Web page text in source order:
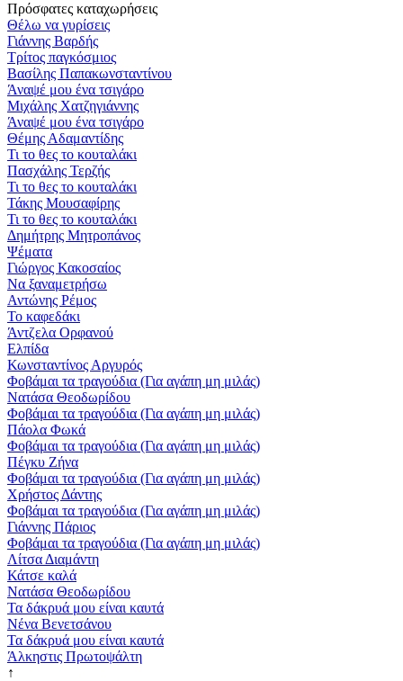
Πρόσφατες καταχωρήσεις
Θέλω να γυρίσεις
Γιάννης Βαρδής
Τρίτος παγκόσμιος
Βασίλης Παπακωνσταντίνου
Άναψέ μου ένα τσιγάρο
Μιχάλης Χατζηγιάννης
Άναψέ μου ένα τσιγάρο
Θέμης Αδαμαντίδης
Τι το θες το κουταλάκι
Πασχάλης Τερζής
Τι το θες το κουταλάκι
Τάκης Μουσαφίρης
Τι το θες το κουταλάκι
Δημήτρης Μητροπάνος
Ψέματα
Γιώργος Κακοσαίος
Να ξαναμετρήσω
Αντώνης Ρέμος
Το καφεδάκι
Άντζελα Ορφανού
Ελπίδα
Κωνσταντίνος Αργυρός
Φοβάμαι τα τραγούδια (Για αγάπη μη μιλάς)
Νατάσα Θεοδωρίδου
Φοβάμαι τα τραγούδια (Για αγάπη μη μιλάς)
Πάολα Φωκά
Φοβάμαι τα τραγούδια (Για αγάπη μη μιλάς)
Πέγκυ Ζήνα
Φοβάμαι τα τραγούδια (Για αγάπη μη μιλάς)
Χρήστος Δάντης
Φοβάμαι τα τραγούδια (Για αγάπη μη μιλάς)
Γιάννης Πάριος
Φοβάμαι τα τραγούδια (Για αγάπη μη μιλάς)
Λίτσα Διαμάντη
Κάτσε καλά
Νατάσα Θεοδωρίδου
Τα δάκρυά μου είναι καυτά
Νένα Βενετσάνου
Τα δάκρυά μου είναι καυτά
Άλκηστις Πρωτοψάλτη
↑